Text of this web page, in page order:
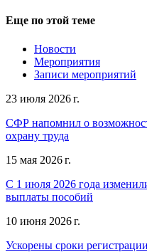
Еще по этой теме
Новости
Мероприятия
Записи мероприятий
23 июля 2026 г.
СФР напомнил о
охрану труда
15 мая 2026 г.
С 1 июля 2026 года
выплаты пособий
10 июня 2026 г.
Ускорены сроки